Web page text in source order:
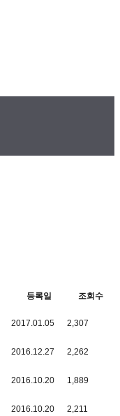
등록일 조회수
2017.01.05 2,307
2016.12.27 2,262
2016.10.20 1,889
2016.10.20
2,211